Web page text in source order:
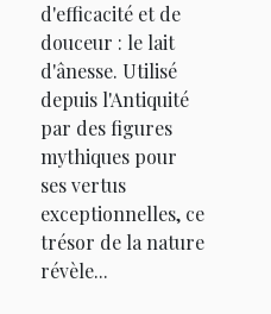
d'efficacité et de
douceur : le lait
d'ânesse. Utilisé
depuis l'Antiquité
par des figures
mythiques pour
ses vertus
exceptionnelles, ce
trésor de la nature
révèle...